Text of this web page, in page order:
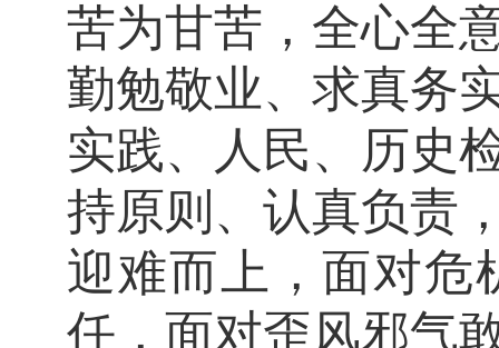
苦为甘苦，全心全
勤勉敬业、求真务
实践、人民、历史
持原则、认真负责
迎难而上，面对危
任，面对歪风邪气